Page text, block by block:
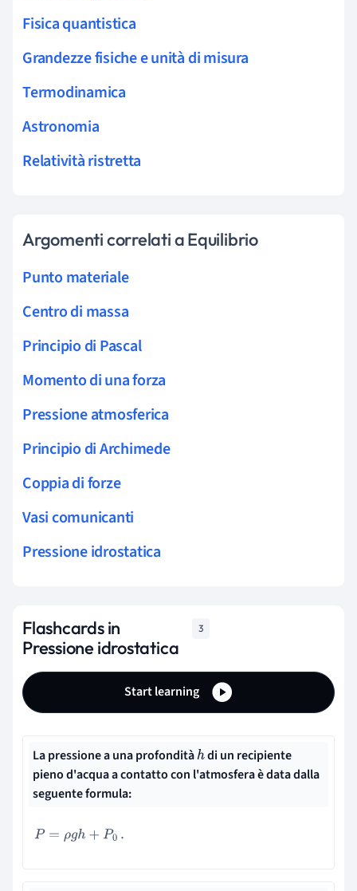
Fisica quantistica
Grandezze fisiche e unità di misura
Termodinamica
Astronomia
Relatività ristretta
Argomenti correlati a Equilibrio
Punto materiale
Centro di massa
Principio di Pascal
Momento di una forza
Pressione atmosferica
Principio di Archimede
Coppia di forze
Vasi comunicanti
Pressione idrostatica
Flashcards in
Pressione idrostatica
3
Start learning
La pressione a una profonditàhdi un recipiente
pieno d'acqua a contatto con l'atmosfera è data dalla
seguente formula:
P=ρgh+P0.